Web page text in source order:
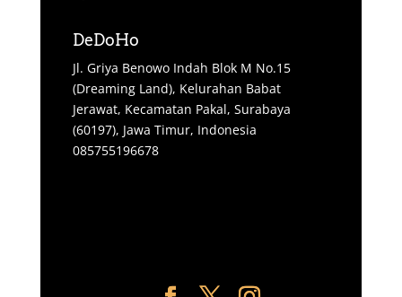
DeDoHo
Jl. Griya Benowo Indah Blok M No.15
(Dreaming Land), Kelurahan Babat
Jerawat, Kecamatan Pakal, Surabaya
(60197), Jawa Timur, Indonesia
085755196678